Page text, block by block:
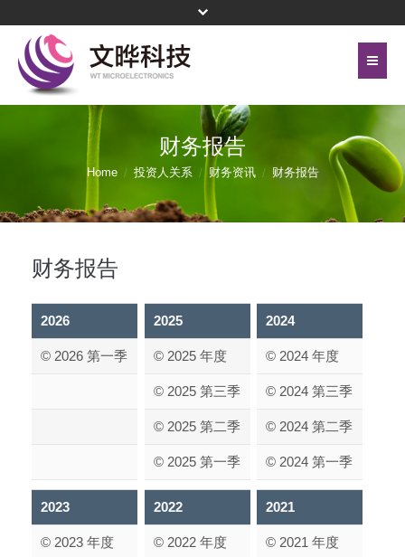
关于文晔
代理产品线
投资人关系
企业永续
新闻中心
菁英招募
首页
联络我们
网站地图
财务报告
Home 投资人关系 财务资讯 财务报告
财务报告
2026
© 2026 第一季
2025
© 2025 年度
© 2025 第三季
© 2025 第二季
© 2025 第一季
2024
© 2024 年度
© 2024 第三季
© 2024 第二季
© 2024 第一季
2023
© 2023 年度
2022
© 2022 年度
2021
© 2021 年度